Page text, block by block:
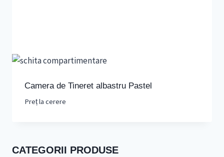
Camera de Tineret albastru Pastel
Preț la cerere
CATEGORII PRODUSE